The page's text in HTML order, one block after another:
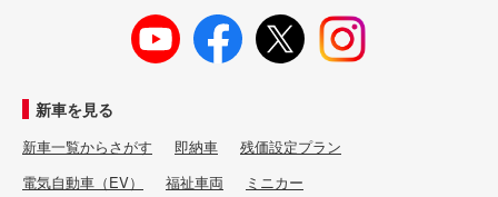
新車を見る
新車一覧からさがす 即納車
残価設定プラン
電気自動車（EV）
福祉車両 ミニカー